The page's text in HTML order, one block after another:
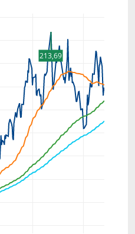
213,69